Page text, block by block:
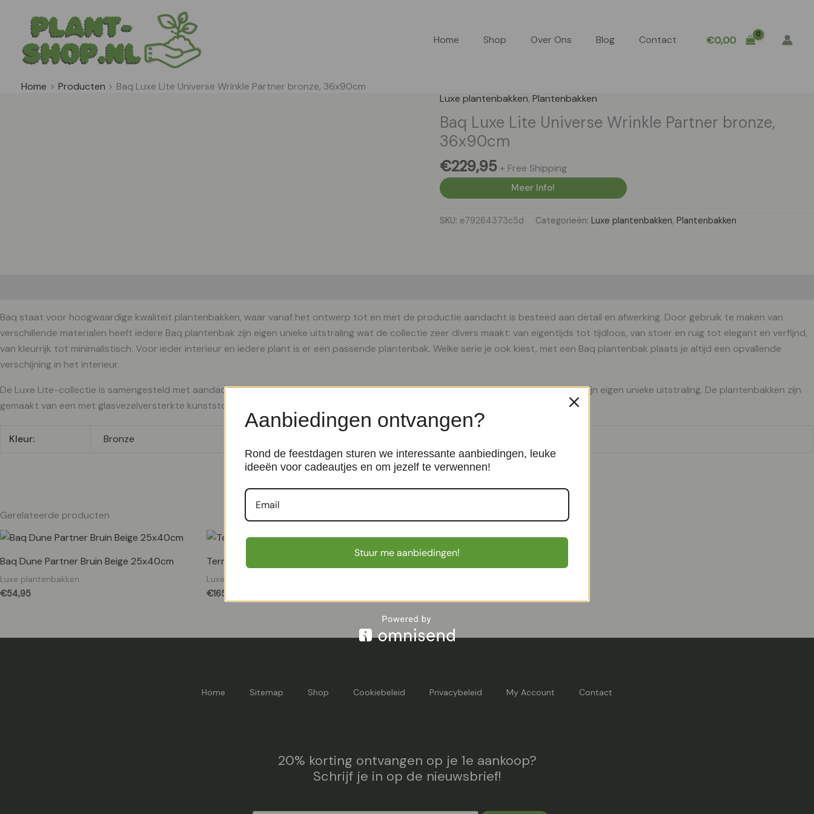
inhoud
Home Shop Over Ons Blog Contact €0,00
Home Producten
Baq Luxe Lite Universe Wrinkle Partner bronze, 36x90cm
Luxe plantenbakken, Plantenbakken
Baq Luxe Lite Universe Wrinkle Partner bronze,
36x90cm
€229,95 + Free Shipping
Meer Info!
SKU: e79264373c5d Categorieën: Luxe plantenbakken, Plantenbakken
Baq staat voor hoogwaardige kwaliteit plantenbakken, waar vanaf het ontwerp tot en met de productie aandacht is besteed aan detail en afwerking. Door gebruik te maken van
verschillende materialen heeft iedere Baq plantenbak zijn eigen unieke uitstraling wat de collectie zeer divers maakt: van eigentijds tot tijdloos, van stoer en ruig tot elegant en verfijnd,
van kleurrijk tot minimalistisch. Voor ieder interieur en iedere plant is er een passende plantenbak. Welke serie je ook kiest, met een Baq plantenbak plaats je altijd een opvallende
verschijning in het interieur.
De Luxe Lite-collectie is samengesteld met aandacht voor detail en dat is te zien aan de prachtige afwerking. Elke plantenbak heeft zijn eigen unieke uitstraling. De plantenbakken zijn
gemaakt van een met glasvezelversterkte kunststof of fiberclay. Deze materialen zijn zeer sterk en tegelijkertijd licht van gewicht.
Kleur: Bronze
Gerelateerde producten
Baq Dune Partner Bruin Beige 25x40cm
Luxe plantenbakken
€54,95
Terreno Cube 40 – Earth
Luxe plantenbakken
€165,95
Terreno Cube 30 – Clay
Home Sitemap Shop Cookiebeleid Privacybeleid My Account Contact
20% korting ontvangen op je 1e aankoop?
Schrijf je in op de nieuwsbrief!
Aanbiedingen ontvangen?
Rond de feestdagen sturen we interessante aanbiedingen, leuke
ideeën voor cadeautjes en om jezelf te verwennen!
Stuur me aanbiedingen!